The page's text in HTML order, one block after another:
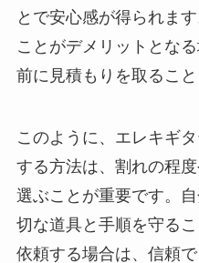
とで安心感が得られま
ことがデメリットとな
前に見積もりを取ること
このように、エレキギ
する方法は、割れの程
選ぶことが重要です。
切な道具と手順を守る
依頼する場合は、信頼